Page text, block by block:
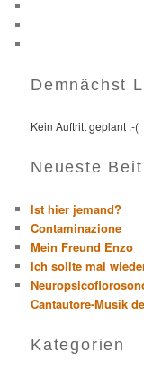
Demnächst
Kein Auftritt geplant :-(
Neueste
Ist hier jemand?
Contaminazione
Mein Freund Enzo
Ich sollte mal
Cantautore-Musik
Kategorien